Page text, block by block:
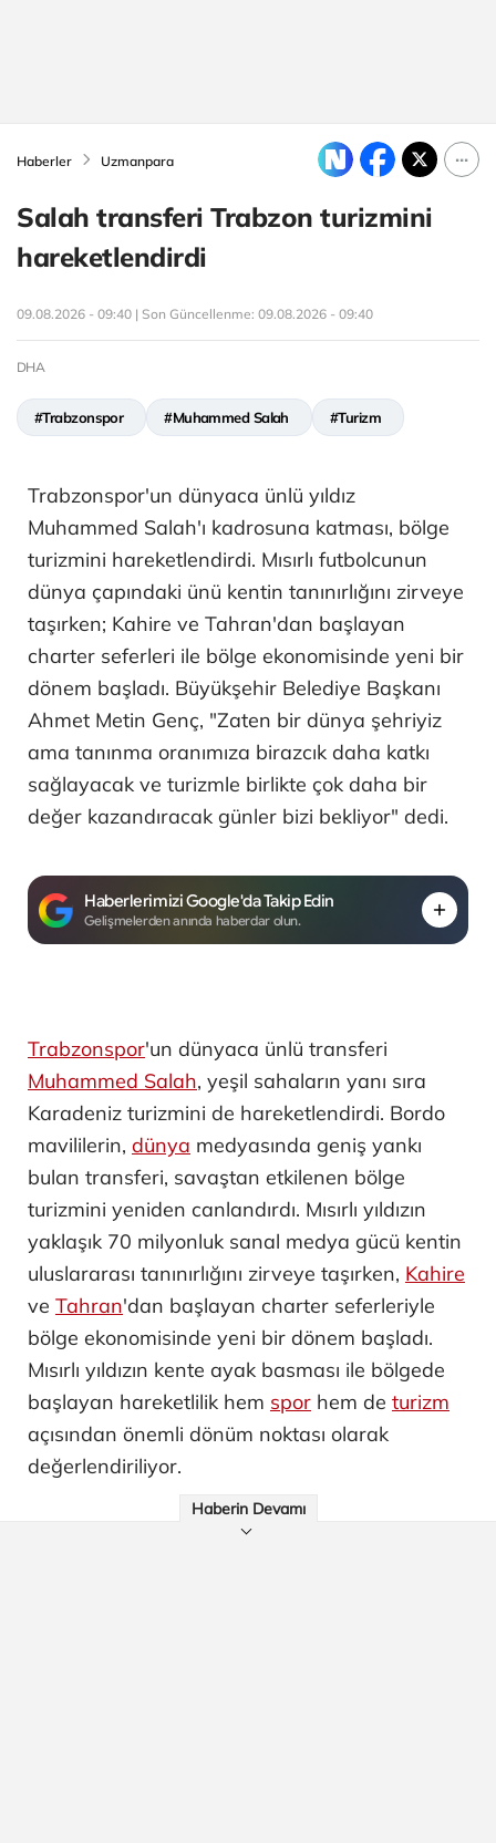
Haberler Uzmanpara
Salah transferi Trabzon turizmini
hareketlendirdi
09.08.2026 - 09:40 | Son Güncellenme: 09.08.2026 - 09:40
DHA
#Trabzonspor #Muhammed Salah #Turizm
Trabzonspor'un dünyaca ünlü yıldız
Muhammed Salah'ı kadrosuna katması, bölge
turizmini hareketlendirdi. Mısırlı futbolcunun
dünya çapındaki ünü kentin tanınırlığını zirveye
taşırken; Kahire ve Tahran'dan başlayan
charter seferleri ile bölge ekonomisinde yeni bir
dönem başladı. Büyükşehir Belediye Başkanı
Ahmet Metin Genç, "Zaten bir dünya şehriyiz
ama tanınma oranımıza birazcık daha katkı
sağlayacak ve turizmle birlikte çok daha bir
değer kazandıracak günler bizi bekliyor" dedi.
Haberlerimizi Google'da Takip Edin
Gelişmelerden anında haberdar olun.
Trabzonspor'un dünyaca ünlü transferi
Muhammed Salah, yeşil sahaların yanı sıra
Karadeniz turizmini de hareketlendirdi. Bordo
mavililerin, dünya medyasında geniş yankı
bulan transferi, savaştan etkilenen bölge
turizmini yeniden canlandırdı. Mısırlı yıldızın
yaklaşık 70 milyonluk sanal medya gücü kentin
uluslararası tanınırlığını zirveye taşırken, Kahire
ve Tahran'dan başlayan charter seferleriyle
bölge ekonomisinde yeni bir dönem başladı.
Mısırlı yıldızın kente ayak basması ile bölgede
başlayan hareketlilik hem spor hem de turizm
açısından önemli dönüm noktası olarak
değerlendiriliyor.
Haberin Devamı